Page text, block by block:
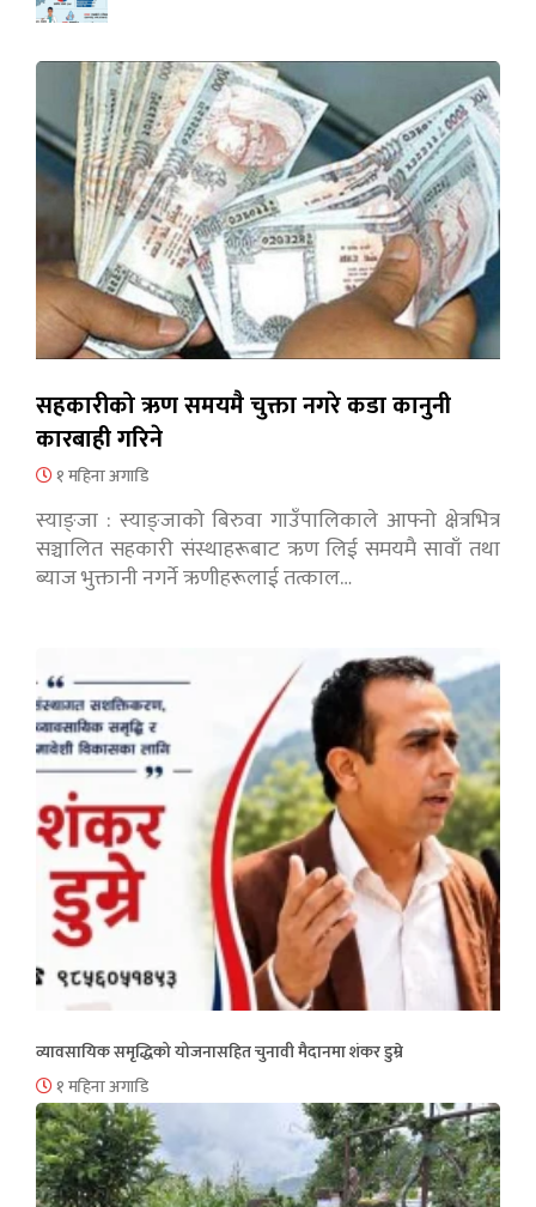
सहकारीको ऋण समयमै चुक्ता नगरे कडा कानुनी
कारबाही गरिने
१ महिना अगाडि
स्याङ्जा : स्याङ्जाको बिरुवा गाउँपालिकाले आफ्नो क्षेत्रभित्र
सञ्चालित सहकारी संस्थाहरूबाट ऋण लिई समयमै सावाँ तथा
ब्याज भुक्तानी नगर्ने ऋणीहरूलाई तत्काल…
व्यावसायिक समृद्धिको योजनासहित चुनावी मैदानमा शंकर डुम्रे
१ महिना अगाडि